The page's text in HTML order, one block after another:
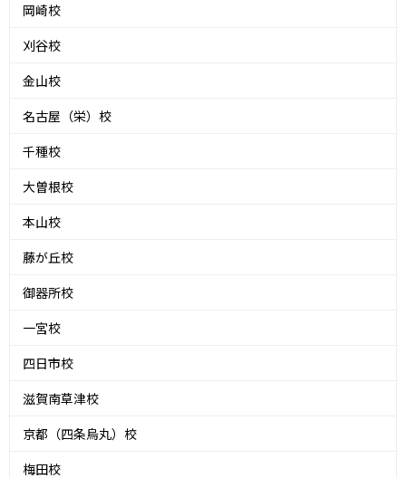
岡崎校
刈谷校
金山校
名古屋（栄）校
千種校
大曽根校
本山校
藤が丘校
御器所校
一宮校
四日市校
滋賀南草津校
京都（四条烏丸）校
梅田校